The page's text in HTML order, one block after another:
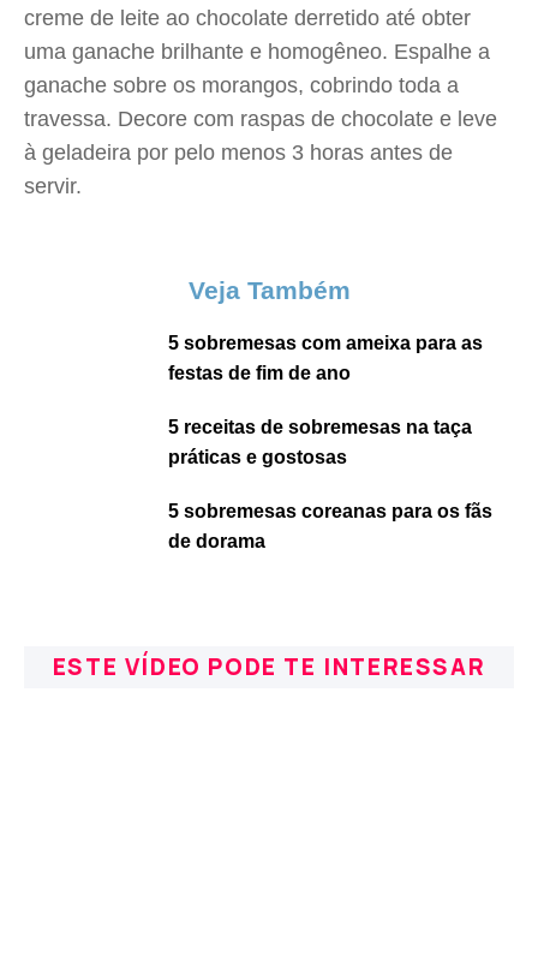
creme de leite ao chocolate derretido até obter
uma ganache brilhante e homogêneo. Espalhe a
ganache sobre os morangos, cobrindo toda a
travessa. Decore com raspas de chocolate e leve
à geladeira por pelo menos 3 horas antes de
servir.
Veja Também
5 sobremesas com ameixa para as
festas de fim de ano
5 receitas de sobremesas na taça
práticas e gostosas
5 sobremesas coreanas para os fãs
de dorama
ESTE VÍDEO PODE TE INTERESSAR